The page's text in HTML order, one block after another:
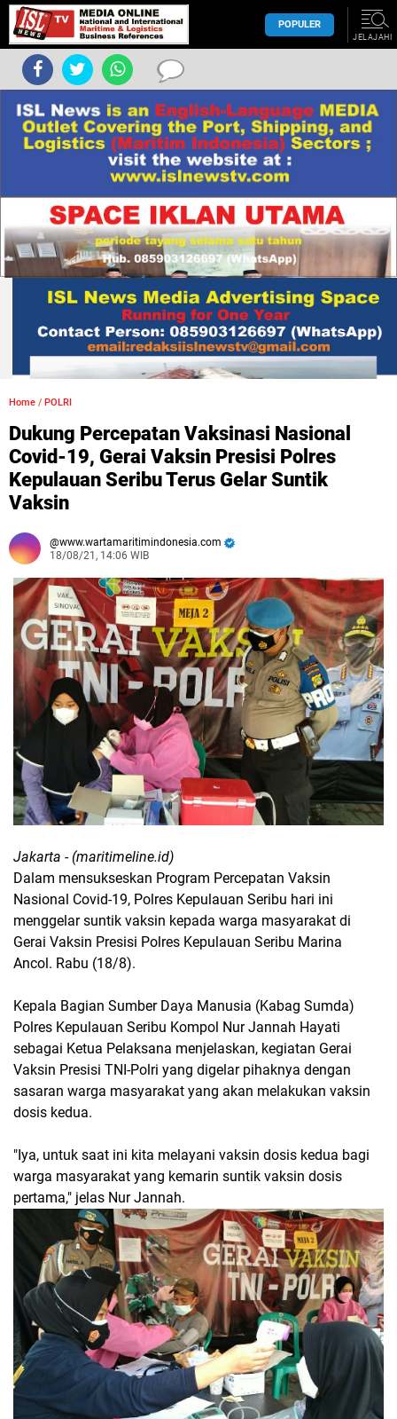
POPULER
JELAJAHI
Home / POLRI
Dukung Percepatan Vaksinasi Nasional
Covid-19, Gerai Vaksin Presisi Polres
Kepulauan Seribu Terus Gelar Suntik
Vaksin
www.wartamaritimindonesia.com
18/08/21, 14:06 WIB
Jakarta - (maritimeline.id)
Dalam mensukseskan Program Percepatan Vaksin
Nasional Covid-19, Polres Kepulauan Seribu hari ini
menggelar suntik vaksin kepada warga masyarakat di
Gerai Vaksin Presisi Polres Kepulauan Seribu Marina
Ancol. Rabu (18/8).
Kepala Bagian Sumber Daya Manusia (Kabag Sumda)
Polres Kepulauan Seribu Kompol Nur Jannah Hayati
sebagai Ketua Pelaksana menjelaskan, kegiatan Gerai
Vaksin Presisi TNI-Polri yang digelar pihaknya dengan
sasaran warga masyarakat yang akan melakukan vaksin
dosis kedua.
"Iya, untuk saat ini kita melayani vaksin dosis kedua bagi
warga masyarakat yang kemarin suntik vaksin dosis
pertama," jelas Nur Jannah.